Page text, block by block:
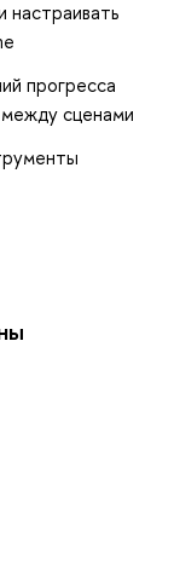
настраивать
прогресса
между сценами